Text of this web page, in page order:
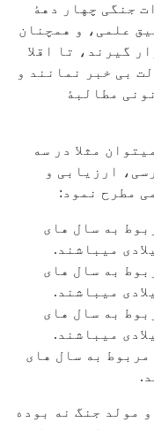
جنگی چهار دهۀ
علمی، و همچنان
گیرند، تا اقلا
بی خبر نمانند و
مطالبۀ
مثلا در سه
ارزیابی و
مطرح نمود:
به سال های
به سال های
به سال های
مربوط به سال های
مولد جنگ نه بوده